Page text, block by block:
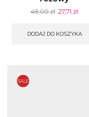
49,00zł 27,71 zł
DODAJ DO KOSZYKA
SALE